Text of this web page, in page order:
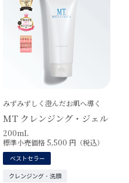
みずみずしく澄んだお肌へ導く
MT クレンジング・ジェル
200mL
標準小売価格 5,500 円（税込）
クレンジング・洗顔
ベストセラー